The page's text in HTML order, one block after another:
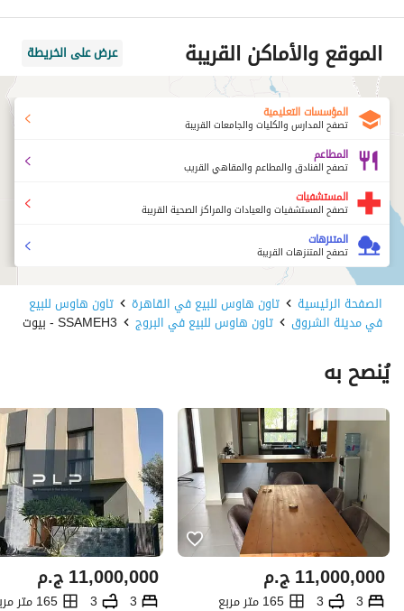
الموقع والأماكن القريبة عرض على الخريطة
المؤسسات التعليمية
تصفح المدارس والكليات والجامعات القريبة
المطاعم
تصفح الفنادق والمطاعم والمقاهي القريب
المستشفيات
تصفح المستشفيات والعيادات والمراكز الصحية القريبة
المتنزهات
تصفح المتنزهات القريبة
الصفحة الرئيسية تاون هاوس للبيع في القاهرة تاون هاوس للبيع
في مدينة الشروق تاون هاوس للبيع في البروج SSAMEH3 - بيوت
يُنصح به
ج.م11,000,000
3
3 165 متر مربع
ج.م11,000,000
3
3 165 متر مربع